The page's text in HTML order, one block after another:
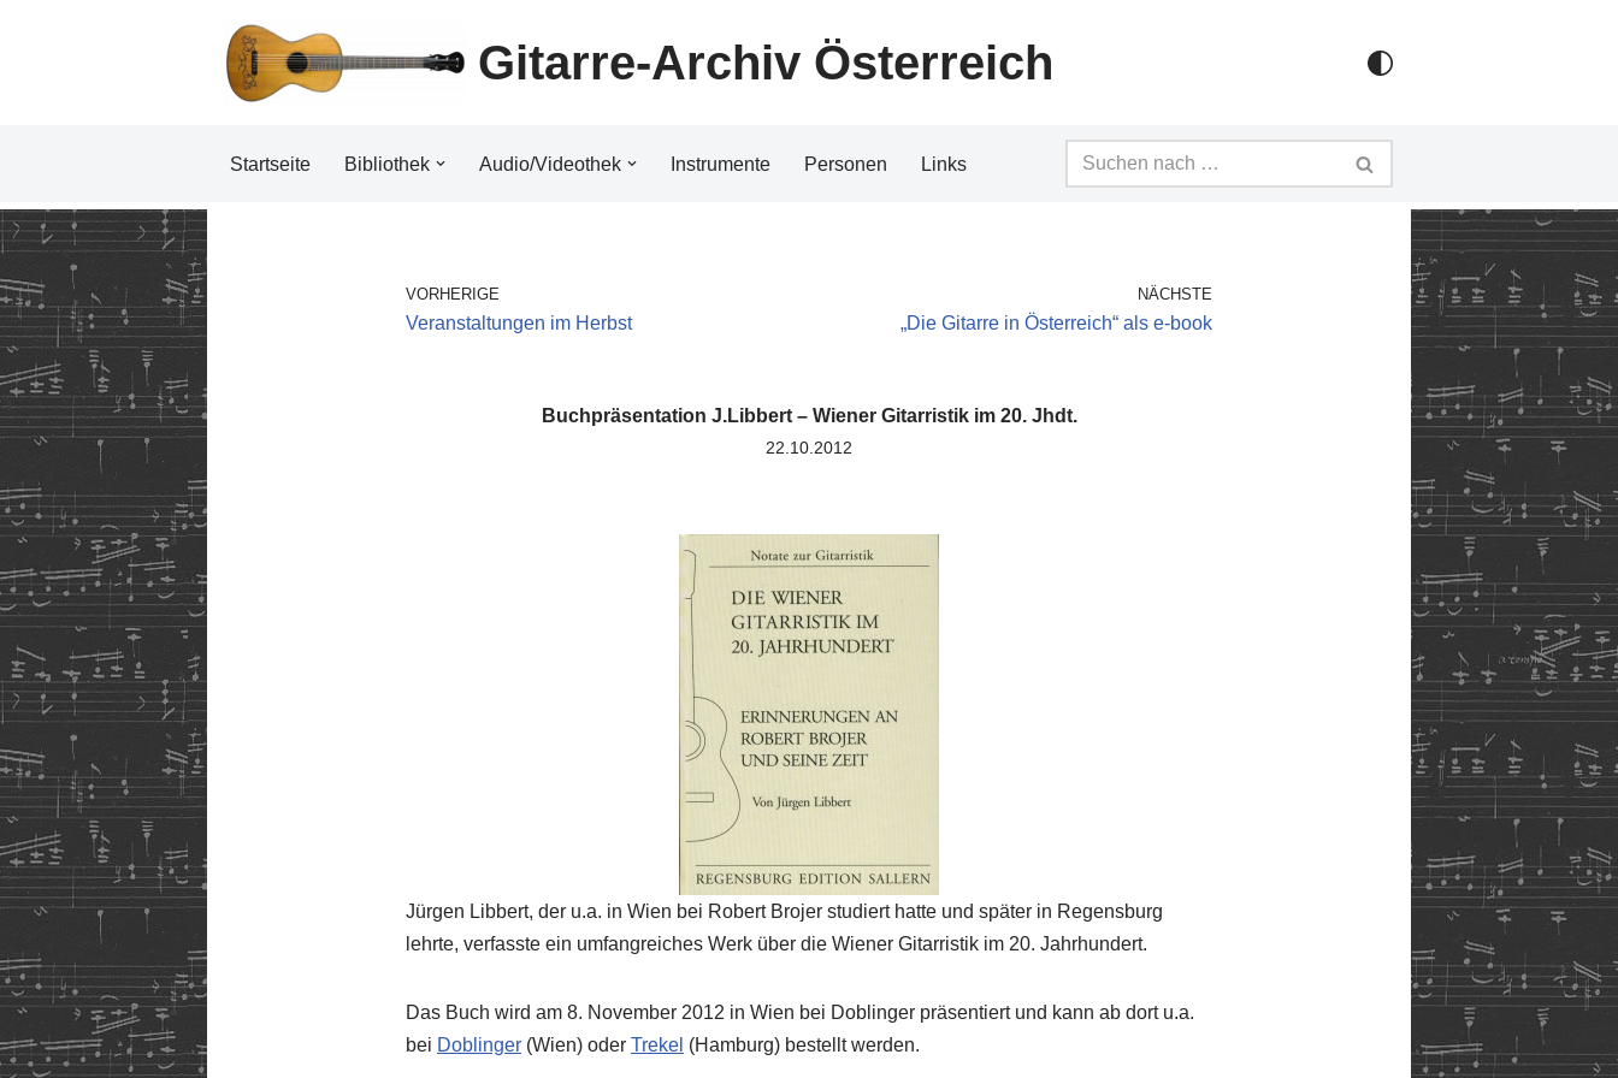
Gitarre-Archiv Österreich
Startseite Bibliothek Audio/Videothek Instrumente Personen Links
VORHERIGE
Veranstaltungen im Herbst
NÄCHSTE
„Die Gitarre in Österreich“ als e-book
Buchpräsentation J.Libbert – Wiener Gitarristik im 20. Jhdt.
22.10.2012
Jürgen Libbert, der u.a. in Wien bei Robert Brojer studiert hatte und später in Regensburg
lehrte, verfasste ein umfangreiches Werk über die Wiener Gitarristik im 20. Jahrhundert.
Das Buch wird am 8. November 2012 in Wien bei Doblinger präsentiert und kann ab dort u.a.
bei Doblinger (Wien) oder Trekel (Hamburg) bestellt werden.